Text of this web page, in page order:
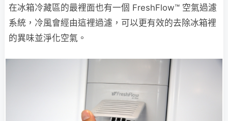
在冰箱冷藏區的最裡面也有一個 FreshFlow™ 空氣過濾
系統，冷風會經由這裡過濾，可以更有效的去除冰箱裡
的異味並淨化空氣。